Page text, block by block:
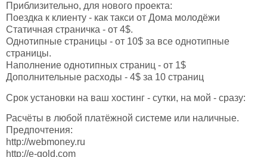
Приблизительно, для нового проекта:
Поездка к клиенту - как такси от Дома молодёжи
Статичная страничка - от 4$.
Однотипные страницы - от 10$ за все однотипные
страницы.
Наполнение однотипных страниц - от 1$
Дополнительные расходы - 4$ за 10 страниц
Срок установки на ваш хостинг - сутки, на мой - сразу:
Расчёты в любой платёжной системе или наличные.
Предпочтения:
http://webmoney.ru
http://e-gold.com